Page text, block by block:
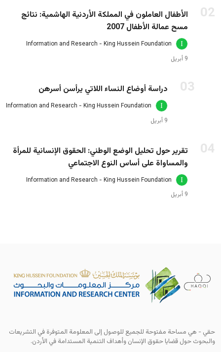
الأطفال العاملون في المملكة الأردنية الهاشمية: نتائج
مسح عمالة الأطفال 2007
Information and Research - King Hussein Foundation
9 أبريل
02
دراسة أوضاع النساء اللاتي يرأسن أسرهن
Information and Research - King Hussein Foundation
9 أبريل
03
تقرير حول تحليل الوضع الوطني: الحقوق الإنسانية للمرأة
والمساواة على أساس النوع الاجتماعي
Information and Research - King Hussein Foundation
9 أبريل
04
حقي - هي مساحة مفتوحة للجميع للوصول إلى المعلومة المتوفرة في التشريعات
والبحوث حول قضايا حقوق الإنسان وأهداف التنمية المستدامة في الأردن.